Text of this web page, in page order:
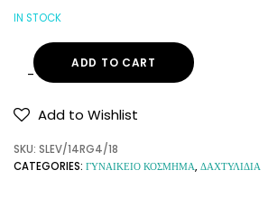
IN STOCK
ADD TO CART
Add to Wishlist
SKU: SLEV/14RG4/18
CATEGORIES: ΓΥΝΑΙΚΕΙΟ ΚΟΣΜΗΜΑ,ΔΑΧΤΥΛΙΔΙΑ